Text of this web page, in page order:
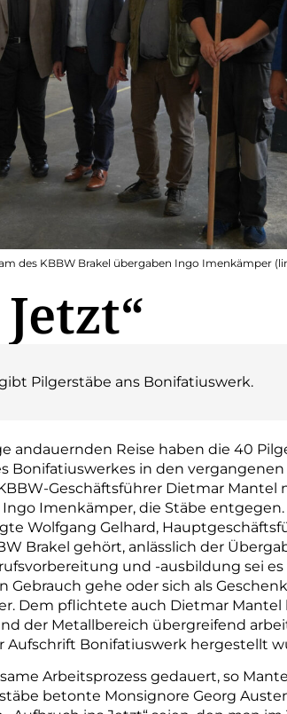
des KBBW Brakel übergaben Ingo Imenkämper
Pilgerstäbe ans Bonifatiuswerk.
andauernden Reise haben die 40
Bonifatiuswerkes in den
Geschäftsführer Dietmar Mantel
Imenkämper, die Stäbe entgegen.
Wolfgang Gelhard,
Brakel gehört, anlässlich der
und -ausbildung sei
gehe oder sich als Geschenk
Dem pflichtete auch Dietmar Mantel
der Metallbereich übergreifend
Bonifatiuswerk hergestellt
Arbeitsprozess gedauert, so
betonte Monsignore Georg